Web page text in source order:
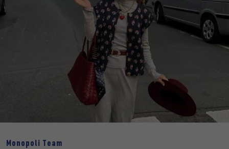
Monopoli Team